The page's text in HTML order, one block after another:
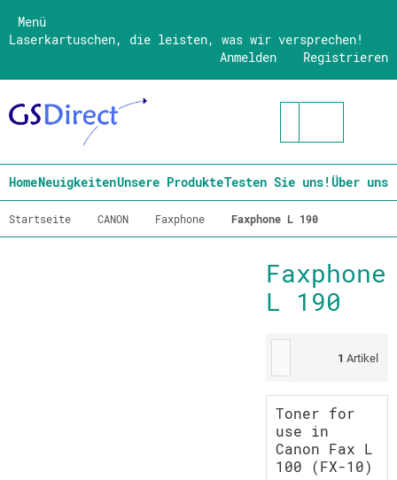
Menü
Laserkartuschen, die leisten, was wir versprechen!
Registrieren
Anmelden
HomeNeuigkeitenUnsere ProdukteTesten Sie uns!Über uns
Startseite CANON Faxphone Faxphone L 190
Faxphone
L 190
1 Artikel
Toner for
use in
Canon Fax L
100 (FX-10)